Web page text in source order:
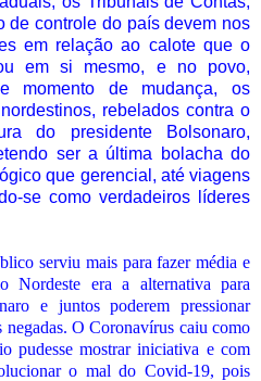
de controle do país devem nos
em relação ao calote que o
em si mesmo, e no povo,
momento de mudança, os
rebelados contra o
do presidente Bolsonaro,
ser a última bolacha do
que gerencial, até viagens
se como verdadeiros líderes
serviu mais para fazer média e
Nordeste era a alternativa para
e juntos poderem pressionar
negadas. O Coronavírus caiu como
pudesse mostrar iniciativa e com
o mal do Covid-19, pois